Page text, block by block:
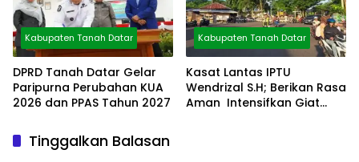
Kabupaten Tanah Datar
DPRD Tanah Datar Gelar
Paripurna Perubahan KUA
2026 dan PPAS Tahun 2027
Kabupaten Tanah Datar
Kasat Lantas IPTU
Wendrizal S.H; Berikan Rasa
Aman Intensifkan Giat
Tinggalkan Balasan